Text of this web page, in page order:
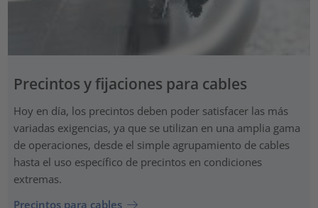
Precintos y fijaciones para cables
Hoy en día, los precintos deben poder satisfacer las más
variadas exigencias, ya que se utilizan en una amplia gama
de operaciones, desde el simple agrupamiento de cables
hasta el uso específico de precintos en condiciones
extremas.
Precintos para cables